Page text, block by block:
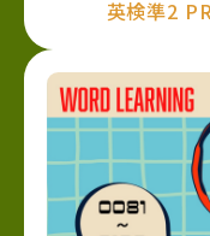
英検準2